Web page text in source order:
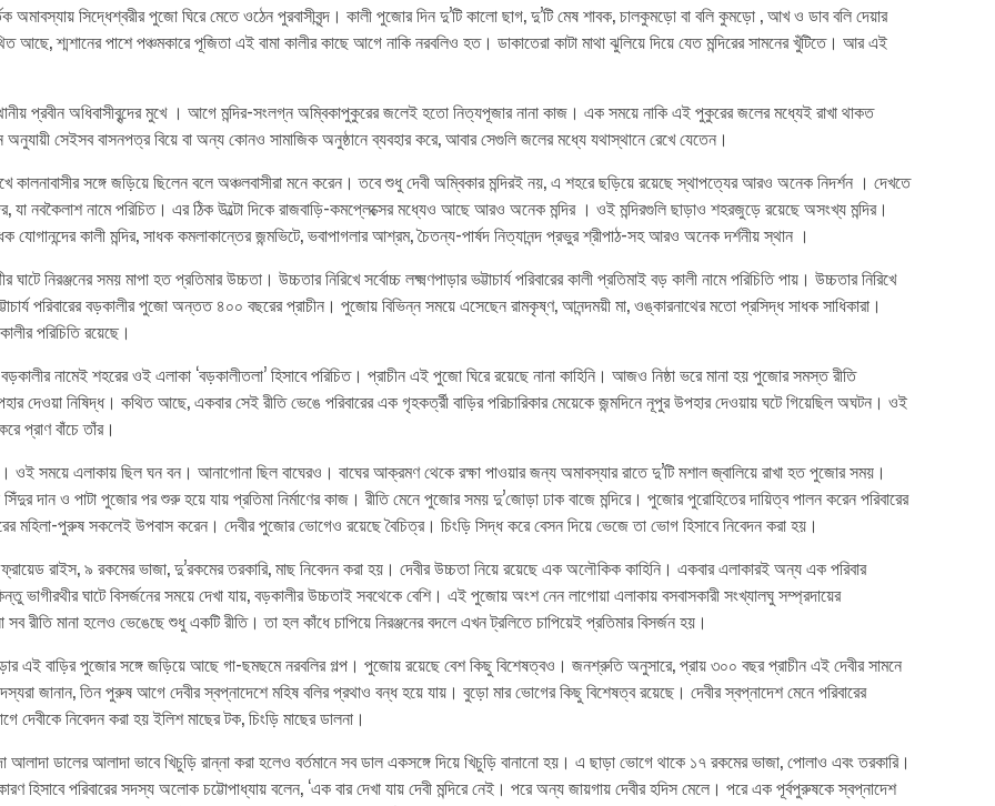
সিদ্ধেশ্বরীর পুজো ঘিরে মেতে ওঠেন পুরবাসীবৃন্দ। কালী পুজোর দিন দু’টি কালো ছাগ, দু’টি মেষ শাবক, চালকুমড়ো বা বলি কুমড়ো , আখ ও ডাব বলি দেয়ার
শ্মশানের পাশে পঞ্চমকারে পূজিতা এই বামা কালীর কাছে আগে নাকি নরবলিও হত। ডাকাতেরা কাটা মাথা ঝুলিয়ে দিয়ে যেত মন্দিরের সামনের খুঁটিতে। আর এই
প্রবীন অধিবাসীবৃন্দের মুখে । আগে মন্দির-সংলগ্ন অম্বিকাপুকুরের জলেই হতো নিত্যপূজার নানা কাজ। এক সময়ে নাকি এই পুকুরের জলের মধ্যেই রাখা থাকত
সেইসব বাসনপত্র বিয়ে বা অন্য কোনও সামাজিক অনুষ্ঠানে ব্যবহার করে, আবার সেগুলি জলের মধ্যে যথাস্থানে রেখে যেতেন।
কালনাবাসীর সঙ্গে জড়িয়ে ছিলেন বলে অঞ্চলবাসীরা মনে করেন। তবে শুধু দেবী অম্বিকার মন্দিরই নয়, এ শহরে ছড়িয়ে রয়েছে স্থাপত্যের আরও অনেক নিদর্শন । দেখতে
যা নবকৈলাশ নামে পরিচিত। এর ঠিক উল্টো দিকে রাজবাড়ি-কমপ্লেক্সের মধ্যেও আছে আরও অনেক মন্দির । ওই মন্দিরগুলি ছাড়াও শহরজুড়ে রয়েছে অসংখ্য মন্দির।
যোগানন্দের কালী মন্দির, সাধক কমলাকান্তের জন্মভিটে, ভবাপাগলার আশ্রম, চৈতন্য-পার্ষদ নিত্যানন্দ প্রভুর শ্রীপাঠ-সহ আরও অনেক দর্শনীয় স্থান ।
নিরঞ্জনের সময় মাপা হত প্রতিমার উচ্চতা। উচ্চতার নিরিখে সর্বোচ্চ লক্ষ্মণপাড়ার ভট্টাচার্য পরিবারের কালী প্রতিমাই বড় কালী নামে পরিচিতি পায়। উচ্চতার নিরিখে
পরিবারের বড়কালীর পুজো অন্তত ৪০০ বছরের প্রাচীন। পুজোয় বিভিন্ন সময়ে এসেছেন রামকৃষ্ণ, আনন্দময়ী মা, ওঙ্কারনাথের মতো প্রসিদ্ধ সাধক সাধিকারা।
পরিচিতি রয়েছে।
নামেই শহরের ওই এলাকা ‘বড়কালীতলা’ হিসাবে পরিচিত। প্রাচীন এই পুজো ঘিরে রয়েছে নানা কাহিনি। আজও নিষ্ঠা ভরে মানা হয় পুজোর সমস্ত রীতি
দেওয়া নিষিদ্ধ। কথিত আছে, একবার সেই রীতি ভেঙে পরিবারের এক গৃহকর্ত্রী বাড়ির পরিচারিকার মেয়েকে জন্মদিনে নূপুর উপহার দেওয়ায় ঘটে গিয়েছিল অঘটন। ওই
প্রাণ বাঁচে তাঁর।
ওই সময়ে এলাকায় ছিল ঘন বন। আনাগোনা ছিল বাঘেরও। বাঘের আক্রমণ থেকে রক্ষা পাওয়ার জন্য অমাবস্যার রাতে দু’টি মশাল জ্বালিয়ে রাখা হত পুজোর সময়।
দান ও পাটা পুজোর পর শুরু হয়ে যায় প্রতিমা নির্মাণের কাজ। রীতি মেনে পুজোর সময় দু’জোড়া ঢাক বাজে মন্দিরে। পুজোর পুরোহিতের দায়িত্ব পালন করেন পরিবারের
পুরুষ সকলেই উপবাস করেন। দেবীর পুজোর ভোগেও রয়েছে বৈচিত্র। চিংড়ি সিদ্ধ করে বেসন দিয়ে ভেজে তা ভোগ হিসাবে নিবেদন করা হয়।
রাইস, ৯ রকমের ভাজা, দু’রকমের তরকারি, মাছ নিবেদন করা হয়। দেবীর উচ্চতা নিয়ে রয়েছে এক অলৌকিক কাহিনি। একবার এলাকারই অন্য এক পরিবার
ভাগীরথীর ঘাটে বিসর্জনের সময়ে দেখা যায়, বড়কালীর উচ্চতাই সবথেকে বেশি। এই পুজোয় অংশ নেন লাগোয়া এলাকায় বসবাসকারী সংখ্যালঘু সম্প্রদায়ের
মানা হলেও ভেঙেছে শুধু একটি রীতি। তা হল কাঁধে চাপিয়ে নিরঞ্জনের বদলে এখন ট্রলিতে চাপিয়েই প্রতিমার বিসর্জন হয়।
এই বাড়ির পুজোর সঙ্গে জড়িয়ে আছে গা-ছমছমে নরবলির গল্প। পুজোয় রয়েছে বেশ কিছু বিশেষত্বও। জনশ্রুতি অনুসারে, প্রায় ৩০০ বছর প্রাচীন এই দেবীর সামনে
জানান, তিন পুরুষ আগে দেবীর স্বপ্নাদেশে মহিষ বলির প্রথাও বন্ধ হয়ে যায়। বুড়ো মার ভোগের কিছু বিশেষত্ব রয়েছে। দেবীর স্বপ্নাদেশ মেনে পরিবারের
নিবেদন করা হয় ইলিশ মাছের টক, চিংড়ি মাছের ডালনা।
ডালের আলাদা ভাবে খিচুড়ি রান্না করা হলেও বর্তমানে সব ডাল একসঙ্গে দিয়ে খিচুড়ি বানানো হয়। এ ছাড়া ভোগে থাকে ১৭ রকমের ভাজা, পোলাও এবং তরকারি।
হিসাবে পরিবারের সদস্য অলোক চট্টোপাধ্যায় বলেন, ‘এক বার দেখা যায় দেবী মন্দিরে নেই। পরে অন্য জায়গায় দেবীর হদিস মেলে। পরে এক পূর্বপুরুষকে স্বপ্নাদেশ